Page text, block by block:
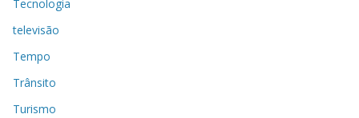
Tecnologia
televisão
Tempo
Trânsito
Turismo